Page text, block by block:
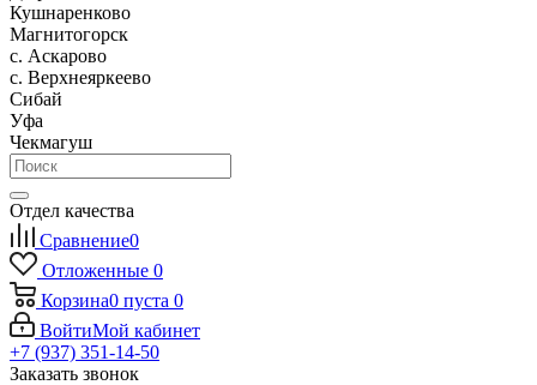
Кушнаренково
Магнитогорск
с. Аскарово
с. Верхнеяркеево
Сибай
Уфа
Чекмагуш
Отдел качества
Сравнение0
Отложенные 0
Корзина0 пуста 0
ВойтиМой кабинет
+7 (937) 351-14-50
Заказать звонок